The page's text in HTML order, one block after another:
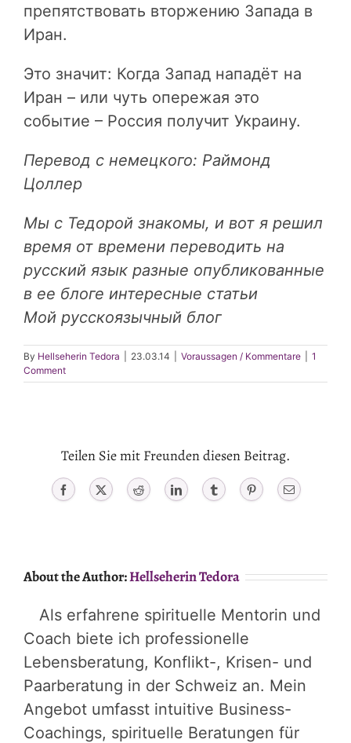
препятствовать вторжению Запада в
Иран.
Это значит: Когда Запад нападёт на
Иран – или чуть опережая это
событие – Россия получит Украину.
Перевод с немецкого: Раймонд
Цоллер
Мы с Тедорой знакомы, и вот я решил
время от времени переводить на
русский язык разные опубликованные
в ее блоге интересные статьи
Мой русскоязычный блог
By Hellseherin Tedora 23.03.14 Voraussagen / Kommentare
1
Comment
Teilen Sie mit Freunden diesen Beitrag.
Facebook X Reddit LinkedIn Tumblr PinterestEmail
About the Author:Hellseherin Tedora
Als erfahrene spirituelle Mentorin und
Coach biete ich professionelle
Lebensberatung, Konflikt-, Krisen- und
Paarberatung in der Schweiz an. Mein
Angebot umfasst intuitive Business-
Coachings, spirituelle Beratungen für